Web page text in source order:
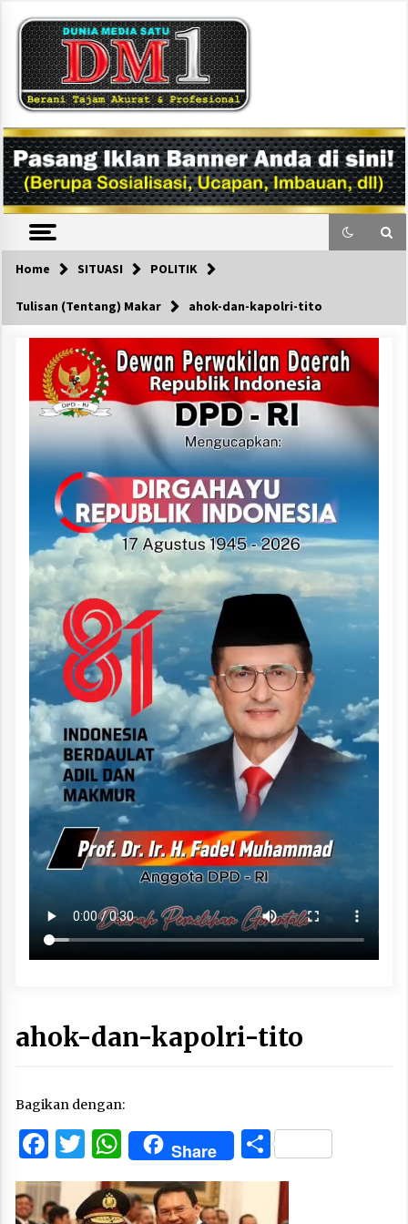
content
DM1
Home SITUASI POLITIK
Tulisan (Tentang) Makar ahok-dan-kapolri-tito
ahok-dan-kapolri-tito
Bagikan dengan:
Facebook
Twitter
WhatsApp
Share Share